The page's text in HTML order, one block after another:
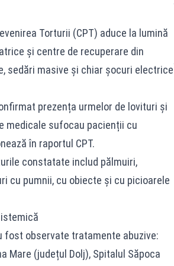
Torturii (CPT) aduce la lumină
și centre de recuperare din
sedări masive și chiar șocuri electrice
prezența urmelor de lovituri și
medicale sufocau pacienții cu
în raportul CPT.
constatate includ pălmuiri,
cu pumnii, cu obiecte și cu picioarele
fost observate tratamente abuzive:
Mare (județul Dolj), Spitalul Săpoca